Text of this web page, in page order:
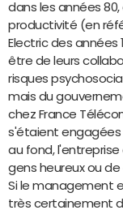
dans les années
productivité (en
Electric des
être de leurs
risques
mais du
chez France
s'étaient engagées
au fond,
gens heureux ou
Si le management
très certainement